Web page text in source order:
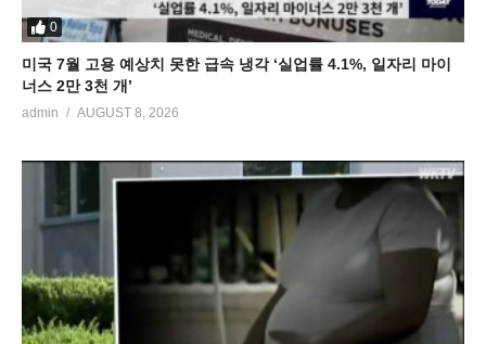
0
미국 7월 고용 예상치 못한 급속 냉각 ‘실업률 4.1%, 일자리 마이
너스 2만 3천 개’
admin AUGUST 8, 2026